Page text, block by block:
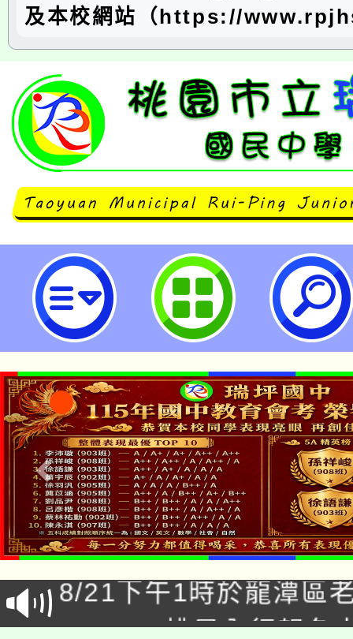
及本校網站（https://
公告本校114年度約僱人員（學務
次甄選簡章-桃園市立瑞坪國民中學
公告本校115學年度第
代理(課)教師甄選結果
告(尚有缺額)
「本色祭」8/29、30在
場熱烈登場!
8/21下午1時於龍潭區
徵才活動。
YOUNG桃局內行報名